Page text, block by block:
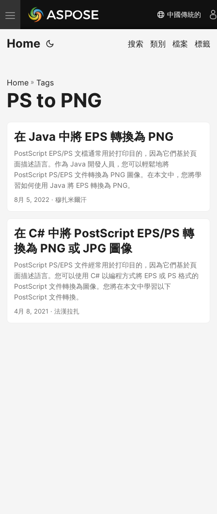
切
换
导
中國傳統的
Home 搜索 類別 檔案 標籤
Home » Tags
PS to PNG
在 Java 中將 EPS 轉換為 PNG
PostScript EPS/PS 文檔通常用於打印目的，因為它們基於頁
面描述語言。作為 Java 開發人員，您可以輕鬆地將
PostScript PS/EPS 文件轉換為 PNG 圖像。在本文中，您將學
習如何使用 Java 將 EPS 轉換為 PNG。
8月 5, 2022 · 穆扎米爾汗
在 C# 中將 PostScript EPS/PS 轉
換為 PNG 或 JPG 圖像
PostScript PS/EPS 文件經常用於打印目的，因為它們基於頁
面描述語言。您可以使用 C# 以編程方式將 EPS 或 PS 格式的
PostScript 文件轉換為圖像。您將在本文中學習以下
PostScript 文件轉換。
4月 8, 2021 · 法漢拉扎